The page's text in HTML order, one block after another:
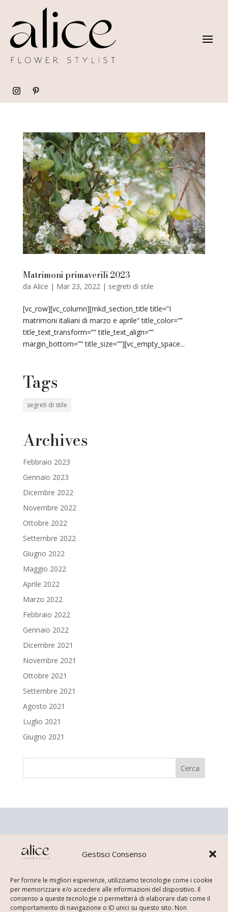
Gestisci Consenso
Per fornire le migliori esperienze, utilizziamo tecnologie come i cookie
per memorizzare e/o accedere alle informazioni del dispositivo. Il
consenso a queste tecnologie ci permetterà di elaborare dati come il
comportamento di navigazione o ID unici su questo sito. Non
Matrimoni primaverili 2023
da Alice | Mar 23, 2022| segreti di stile
[vc_row][vc_column][mkd_section_title title=”I
matrimoni italiani di marzo e aprile” title_color=””
title_text_transform=”” title_text_align=””
margin_bottom=”” title_size=””][vc_empty_space...
Tags
segreti di stile
Archives
Febbraio 2023
Gennaio 2023
Dicembre 2022
Novembre 2022
Ottobre 2022
Settembre 2022
Giugno 2022
Maggio 2022
Aprile 2022
Marzo 2022
Febbraio 2022
Gennaio 2022
Dicembre 2021
Novembre 2021
Ottobre 2021
Settembre 2021
Agosto 2021
Luglio 2021
Giugno 2021
COPYRIGHT © ALICE REPETTI | BRAND & WEB DESIGN
BYOH MY BRAND!| DICHIARAZIONE PRIVACY–